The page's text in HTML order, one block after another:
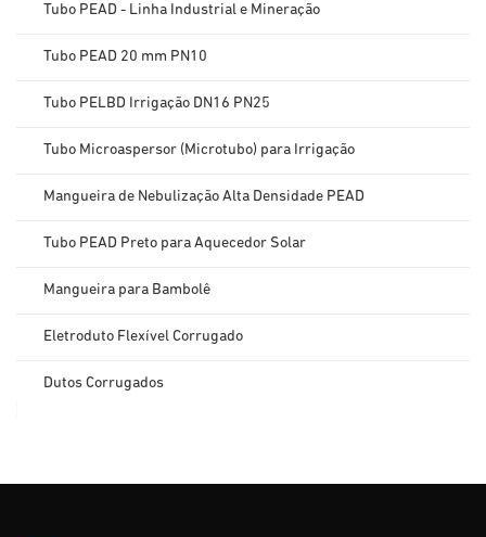
Tubo PEAD - Linha Industrial e Mineração
Tubo PEAD 20 mm PN10
Tubo PELBD Irrigação DN16 PN25
Tubo Microaspersor (Microtubo) para Irrigação
Mangueira de Nebulização Alta Densidade PEAD
Tubo PEAD Preto para Aquecedor Solar
Mangueira para Bambolê
Eletroduto Flexível Corrugado
Dutos Corrugados